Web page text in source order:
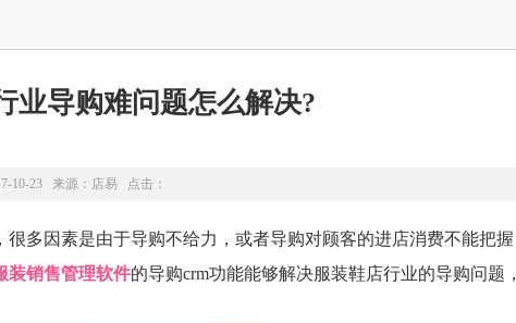
业导购难问题怎么解决?
10-23 来源： 店易 点击：
因素是由于导购不给力，或者导购对顾客的进店消费不能把握
装销售管理软件的导购crm功能能够解决服装鞋店行业的导购问题，